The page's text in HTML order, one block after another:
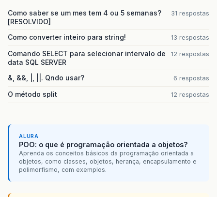
Como saber se um mes tem 4 ou 5 semanas?
[RESOLVIDO]
31 respostas
Como converter inteiro para string! 13 respostas
Comando SELECT para selecionar intervalo de
data SQL SERVER
12 respostas
&, &&, |, ||. Qndo usar? 6 respostas
O método split 12 respostas
ALURA
POO: o que é programação orientada a objetos?
Aprenda os conceitos básicos da programação orientada a
objetos, como classes, objetos, herança, encapsulamento e
polimorfismo, com exemplos.